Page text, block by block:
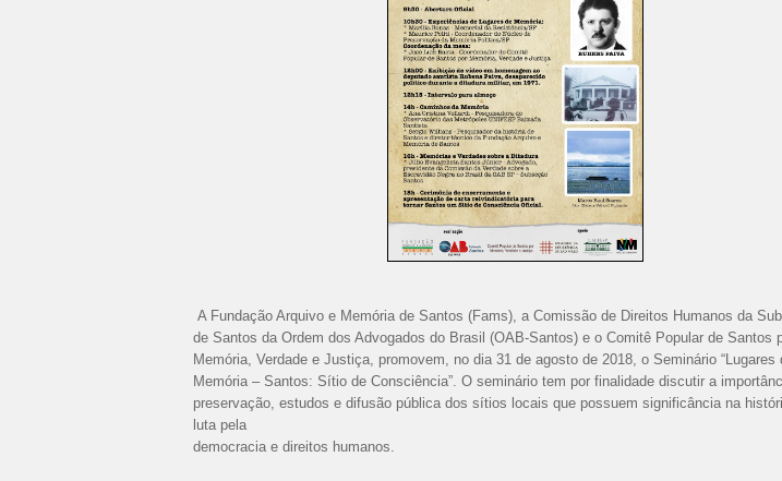
A Fundação Arquivo e Memória de Santos (Fams), a Comissão de Direitos Humanos da
de Santos da Ordem dos Advogados do Brasil (OAB-Santos) e o Comitê Popular de Santos
Memória, Verdade e Justiça, promovem, no dia 31 de agosto de 2018, o Seminário “Lugares
Memória – Santos: Sítio de Consciência”. O seminário tem por finalidade discutir a
preservação, estudos e difusão pública dos sítios locais que possuem significância na
luta pela
democracia e direitos humanos.